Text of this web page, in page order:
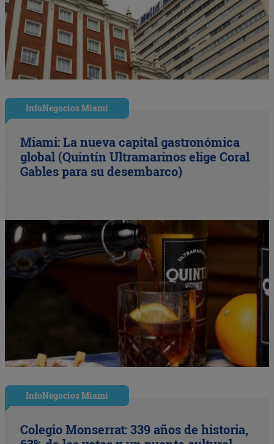
InfoNegocios Miami
Miami: La nueva capital gastronómica
global (Quintín Ultramarinos elige Coral
Gables para su desembarco)
InfoNegocios Miami
Colegio Monserrat: 339 años de historia,